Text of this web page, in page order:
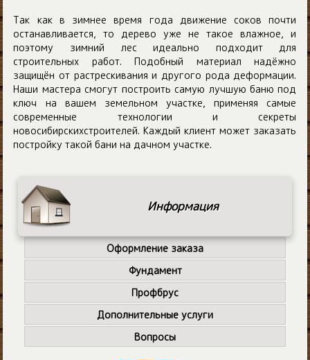
Так как в зимнее время года движение соков почти
останавливается, то дерево уже не такое влажное, и
поэтому зимний лес идеально подходит для
строительных работ. Подобный материал надёжно
защищён от растрескивания и другого рода деформации.
Наши мастера смогут построить самую лучшую баню под
ключ на вашем земельном участке, применяя самые
современные технологии и секреты
новосибирскихстроителей. Каждый клиент может заказать
постройку такой бани на дачном участке.
Информация
Оформление заказа
Фундамент
Профбрус
Дополнительные услуги
Вопросы